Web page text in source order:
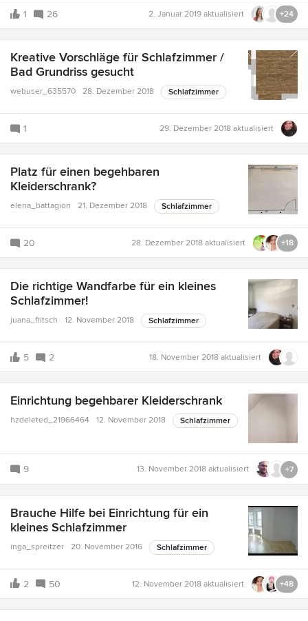
1 26 2. Januar 2019 aktualisiert +24
Kreative Vorschläge für Schlafzimmer /
Bad Grundriss gesucht
webuser_635570 28. Dezember 2018 Schlafzimmer
1 29. Dezember 2018 aktualisiert
Platz für einen begehbaren
Kleiderschrank?
elena_battagion 21. Dezember 2018 Schlafzimmer
20 28. Dezember 2018 aktualisiert +18
Die richtige Wandfarbe für ein kleines
Schlafzimmer!
juana_fritsch 12. November 2018 Schlafzimmer
5 2 18. November 2018 aktualisiert
Einrichtung begehbarer Kleiderschrank
hzdeleted_21966464 12. November 2018 Schlafzimmer
9 13. November 2018 aktualisiert +7
Brauche Hilfe bei Einrichtung für ein
kleines Schlafzimmer
inga_spreitzer 20. November 2016 Schlafzimmer
2 50 12. November 2018 aktualisiert +48